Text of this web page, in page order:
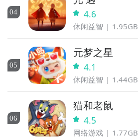
04 4.6
休闲益智 1.95GB
05
元梦之星
4.1
休闲益智 1.44GB
06
猫和老鼠
4.5
网络游戏 1.77GB